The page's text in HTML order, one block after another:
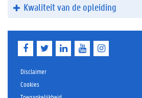
Kwaliteit van de opleiding
e
o
Disclaimer
Cookies